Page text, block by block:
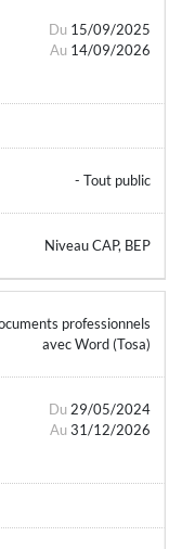
Du 15/09/2025
Au 14/09/2026
- Tout public
Niveau CAP, BEP
professionnels
avec Word (Tosa)
Du 29/05/2024
Au 31/12/2026